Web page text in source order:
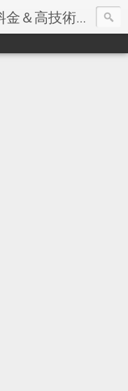
岐阜市のネイルNANAは低料金＆高技術のお店